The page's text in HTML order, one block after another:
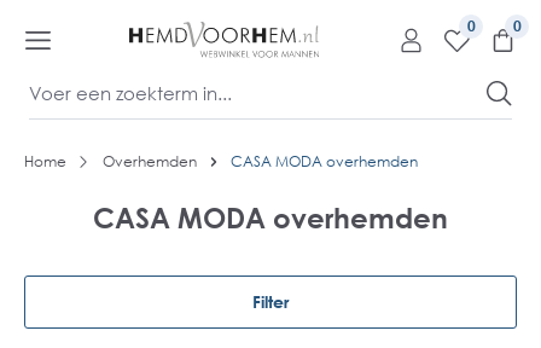
0
Home Overhemden CASA MODA overhemden
CASA MODA overhemden
Filter